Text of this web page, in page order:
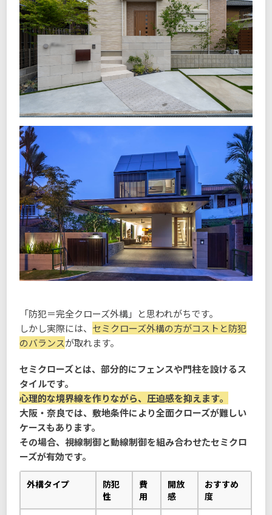
「防犯＝完全クローズ外構」と思われがちです。
しかし実際には、 セミクローズ外構の方がコストと防犯
のバランスが取れます。
セミクローズとは、部分的にフェンスや門柱を設けるス
タイルです。
心理的な境界線を作りながら、圧迫感を抑えます。
大阪・奈良では、敷地条件により全面クローズが難しい
ケースもあります。
その場合、視線制御と動線制御を組み合わせたセミクロ
ーズが有効です。
外構タイプ
防犯
性
費
用
開放
感
おすすめ
度